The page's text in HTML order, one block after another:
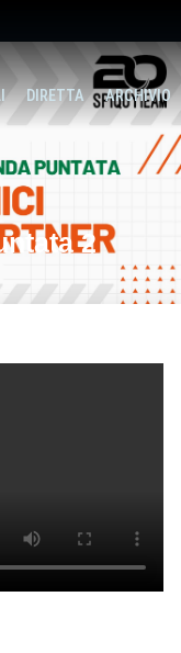
DIRETTA ARCHIVIO
2